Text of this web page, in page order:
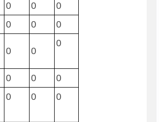
0 0 0
0 0
0
0 0
0
0 0
0
0 0 0